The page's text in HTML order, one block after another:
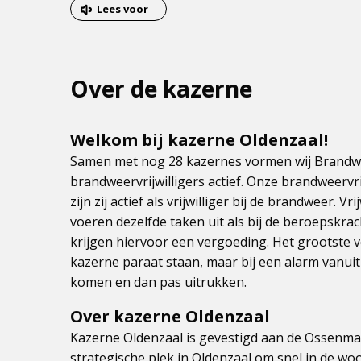
het
Lees voor
Over de kazerne
Welkom bij kazerne Oldenzaal!
Samen met nog 28 kazernes vormen wij
brandweervrijwilligers actief. Onze
zijn zij actief als vrijwilliger bij de brandweer.
voeren dezelfde taken uit als bij de
krijgen hiervoor een vergoeding. Het grootste
kazerne paraat staan, maar bij een alarm
komen en dan pas uitrukken.
Over kazerne Oldenzaal
Kazerne Oldenzaal is gevestigd aan de